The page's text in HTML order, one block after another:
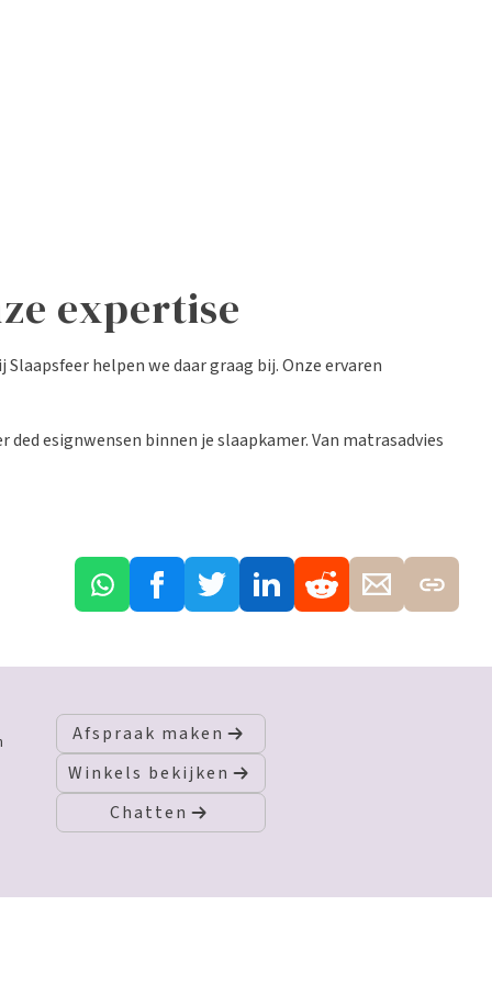
expertise
helpen we daar graag bij. Onze ervaren
esignwensen binnen je slaapkamer. Van matrasadvies
Afspraak maken
Winkels bekijken
Chatten